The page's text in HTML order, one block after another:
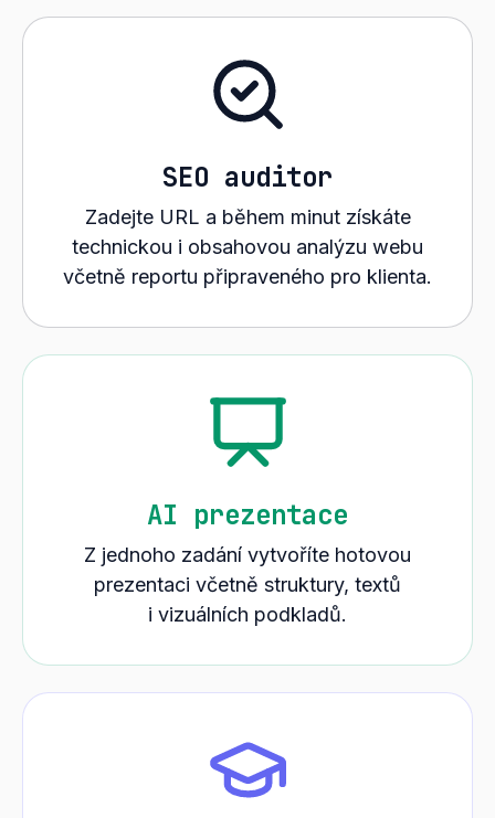
SEO auditor
Zadejte URL a během minut získáte
technickou i obsahovou analýzu webu
včetně reportu připraveného pro klienta.
AI prezentace
Z jednoho zadání vytvoříte hotovou
prezentaci včetně struktury, textů
i vizuálních podkladů.